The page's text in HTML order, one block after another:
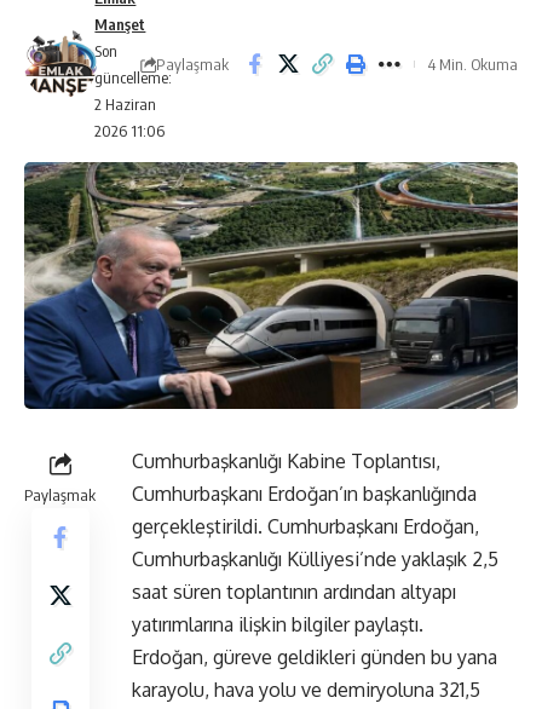
Son
güncelleme:
2 Haziran
2026 11:06
Manşet
Paylaşmak 4 Min. Okuma
Paylaşmak
Cumhurbaşkanlığı Kabine Toplantısı,
Cumhurbaşkanı Erdoğan’ın başkanlığında
gerçekleştirildi. Cumhurbaşkanı Erdoğan,
Cumhurbaşkanlığı Külliyesi’nde yaklaşık 2,5
saat süren toplantının ardından altyapı
yatırımlarına ilişkin bilgiler paylaştı.
Erdoğan, güreve geldikleri günden bu yana
karayolu, hava yolu ve demiryoluna 321,5